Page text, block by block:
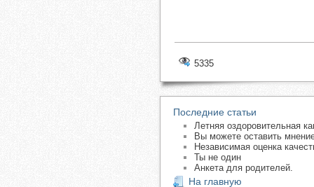
5335
Последние статьи
Летняя оздоровительная
Вы можете оставить
Независимая оценка
Ты не один
Анкета для родителей.
На главную